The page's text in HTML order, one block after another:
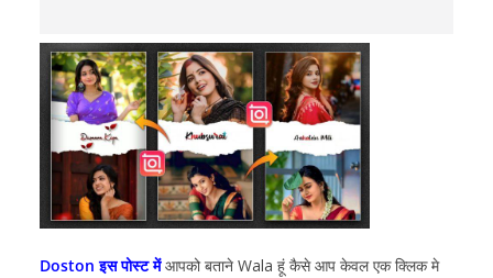
Doston इस पोस्ट मेंआपको बताने Wala हूं कैसे आप केवल एक क्लिक मे